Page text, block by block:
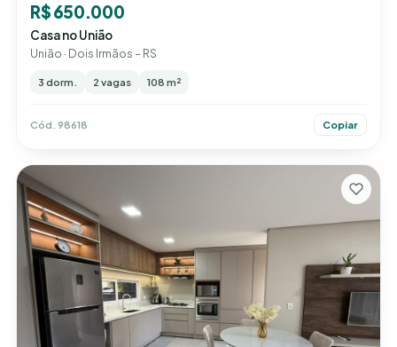
R$ 650.000
Casa no União
União · Dois Irmãos – RS
3 dorm. 2 vagas 108 m²
Cód. 98618 Copiar